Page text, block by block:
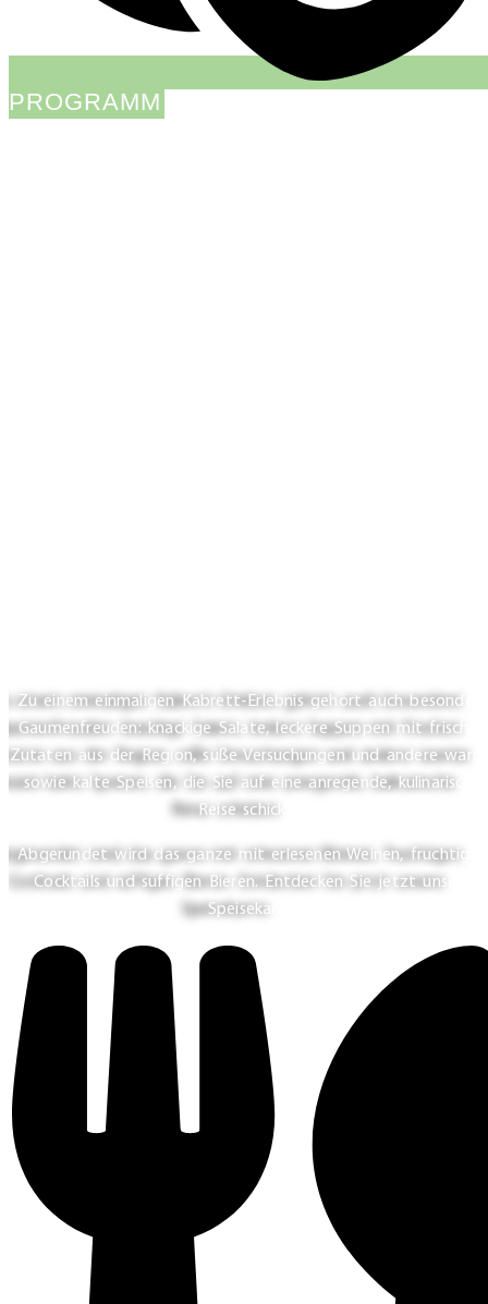
PROGRAMM
Zu einem einmaligen Kabrett-Erlebnis gehört auch besondere
Gaumenfreuden: knackige Salate, leckere Suppen mit frischen
Zutaten aus der Region, süße Versuchungen und andere
sowie kalte Speisen, die Sie auf eine anregende, kulinarische
Reise schicken.
Abgerundet wird das ganze mit erlesenen Weinen, fruchtigen
Cocktails und süffigen Bieren. Entdecken Sie jetzt unsere
Speisekarte.